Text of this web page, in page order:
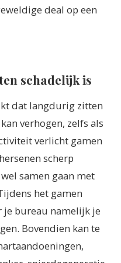
deal op een
schadelijk is
dat langdurig zitten
verhogen, zelfs als
verlicht gamen
scherp
samen gaan met
het gamen
je bureau namelijk je
Bovendien kan te